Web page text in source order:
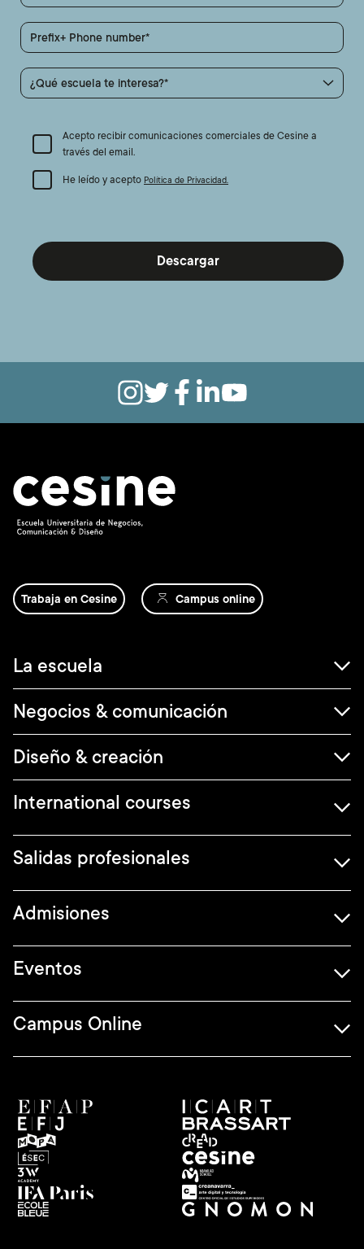
Prefix+ Phone number
¿Qué escuela te interesa?
Acepto recibir comunicaciones comerciales de Cesine a
través del email.
He leído y acepto Política de Privacidad.
Trabaja en Cesine Campus online
Navegación
principal
La escuela
Negocios & comunicación
Diseño & creación
International courses
Salidas profesionales
Admisiones
Eventos
Campus Online